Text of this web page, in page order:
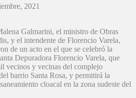
2021
Galmarini, el ministro de Obras
y el intendente de Florencio Varela,
de un acto en el que se celebró la
Depuradora Florencio Varela, que
vecinos y vecinas del complejo
barrio Santa Rosa, y permitirá la
cloacal en la zona sudeste del